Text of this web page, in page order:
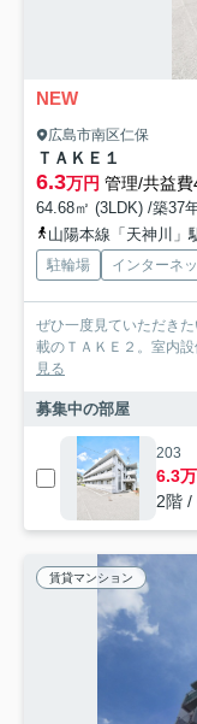
NEW
広島市南区仁保
ＴＡＫＥ１
6.3万円 管理/共益費
64.68㎡ (3LDK) /築37
山陽本線「天神川」
駐輪場 インターネ
ぜひ一度見ていただき
載のＴＡＫＥ２。室内
見る
募集中の部屋
203
6.3
2階 /
賃貸マンション